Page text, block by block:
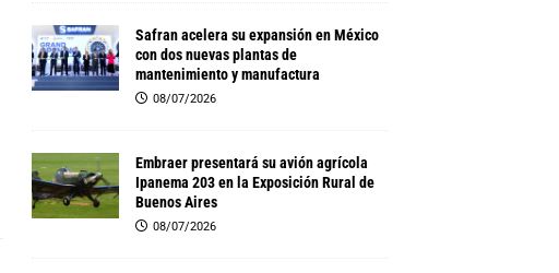
Safran acelera su expansión en México
con dos nuevas plantas de
mantenimiento y manufactura
08/07/2026
Embraer presentará su avión agrícola
Ipanema 203 en la Exposición Rural de
Buenos Aires
08/07/2026